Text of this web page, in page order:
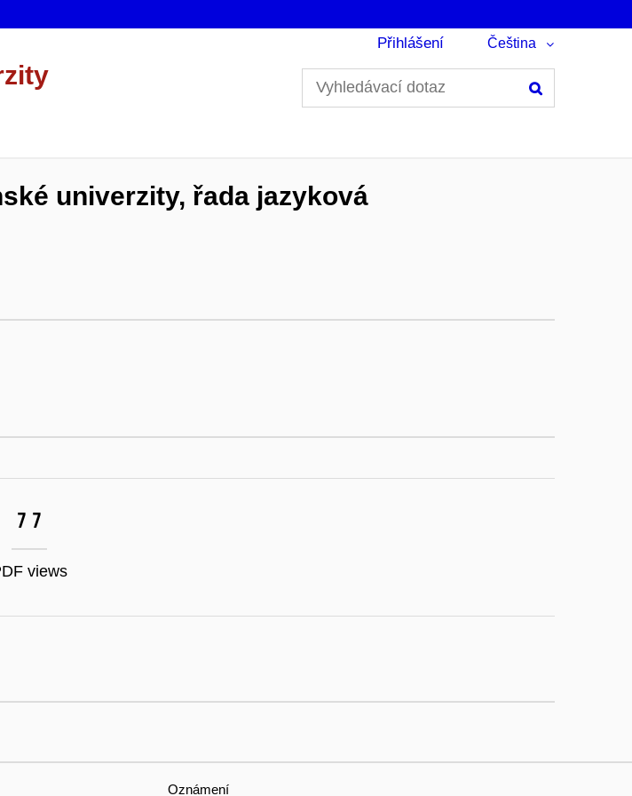
Přihlášení Čeština
univerzity, řada jazyková
77
views
Oznámení